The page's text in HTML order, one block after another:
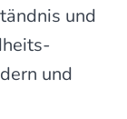
und
und